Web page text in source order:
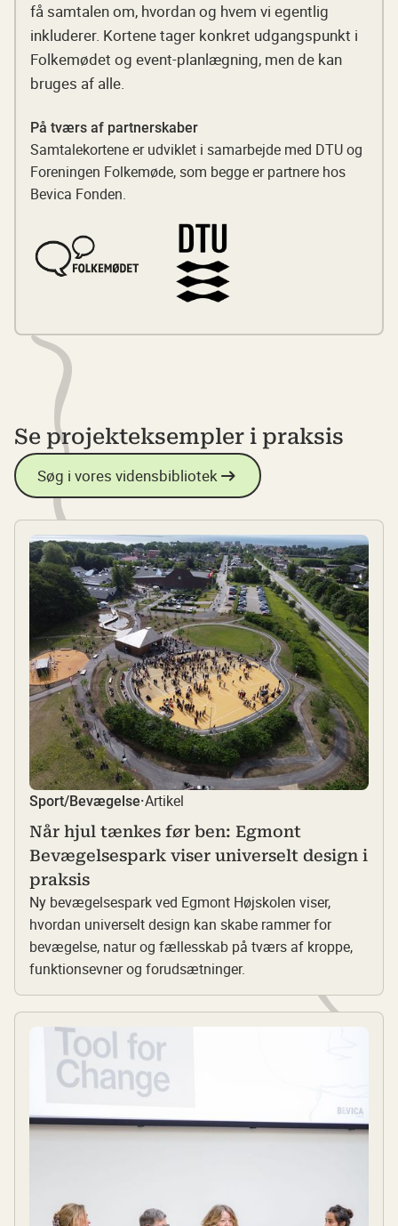
få samtalen om, hvordan og hvem vi egentlig
inkluderer. Kortene tager konkret udgangspunkt i
Folkemødet og event-planlægning, men de kan
bruges af alle.
På tværs af partnerskaber
Samtalekortene er udviklet i samarbejde med DTU og
Foreningen Folkemøde, som begge er partnere hos
Bevica Fonden.
Se projekteksempler i praksis
Søg i vores vidensbibliotek
Sport/Bevægelse·Artikel
Når hjul tænkes før ben: Egmont
Bevægelsespark viser universelt design i
praksis
Ny bevægelsespark ved Egmont Højskolen viser,
hvordan universelt design kan skabe rammer for
bevægelse, natur og fællesskab på tværs af kroppe,
funktionsevner og forudsætninger.